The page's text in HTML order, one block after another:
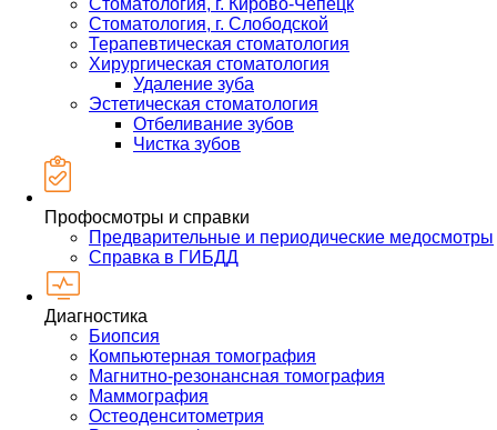
Стоматология, г. Кирово-Чепецк
Стоматология, г. Слободской
Терапевтическая стоматология
Хирургическая стоматология
Удаление зуба
Эстетическая стоматология
Отбеливание зубов
Чистка зубов
Профосмотры и справки
Предварительные и периодические медосмотры
Справка в ГИБДД
Диагностика
Биопсия
Компьютерная томография
Магнитно-резонансная томография
Маммография
Остеоденситометрия